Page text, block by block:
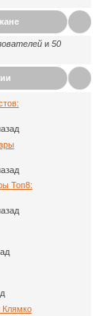
и 50
Топ8:
Клямко